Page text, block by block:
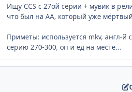
Ищу CCS с 27ой серии + мувик в
что был на АА, который уже
Приметы: используется mkv, англ-й
серию 270-300, оп и ед на месте...